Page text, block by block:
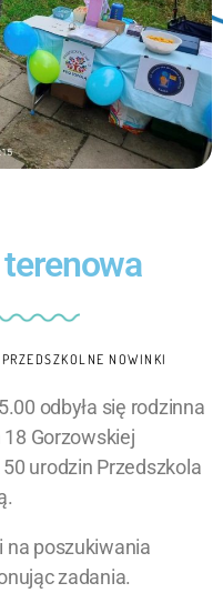
PRZEDSZKOLNE NOWINKI
odbyła się rodzinna
Gorzowskiej
urodzin Przedszkola
na poszukiwania
zadania.